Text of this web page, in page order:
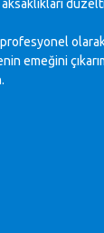
emeğini